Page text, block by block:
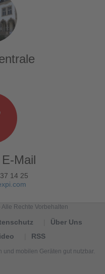
Mail
14 25
Rechte Vorbehalten
Über Uns
RSS
mobilen Geräten gut nutzbar.